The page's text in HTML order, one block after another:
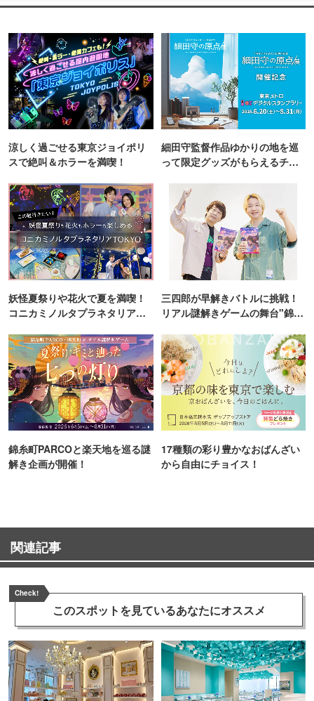
涼しく過ごせる東京ジョイポリ
スで絶叫＆ホラーを満喫！
細田守監督作品ゆかりの地を巡
って限定グッズがもらえるチャ
妖怪夏祭りや花火で夏を満喫！
コニカミノルタプラネタリア
三四郎が早解きバトルに挑戦！
リアル謎解きゲームの舞台"錦糸
錦糸町PARCOと楽天地を巡る謎
解き企画が開催！
17種類の彩り豊かなおばんざい
から自由にチョイス！
関連記事
Check!
このスポットを見ているあなたにオススメ